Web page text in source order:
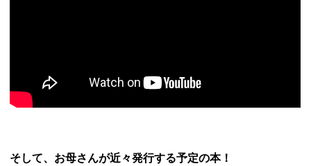
そして、お母さんが近々発行する予定の本！